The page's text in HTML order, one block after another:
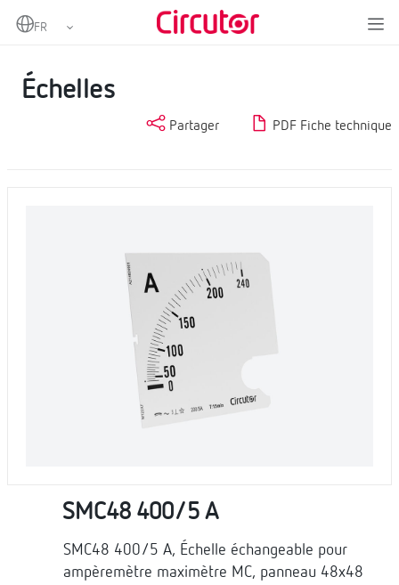
Home Mesure et contrôle
Instrumentation analogique
Échelles
Partager PDF Fiche technique
SMC48 400/5 A
SMC48 400/5 A, Échelle échangeable pour
ampèremètre maximètre MC, panneau 48x48